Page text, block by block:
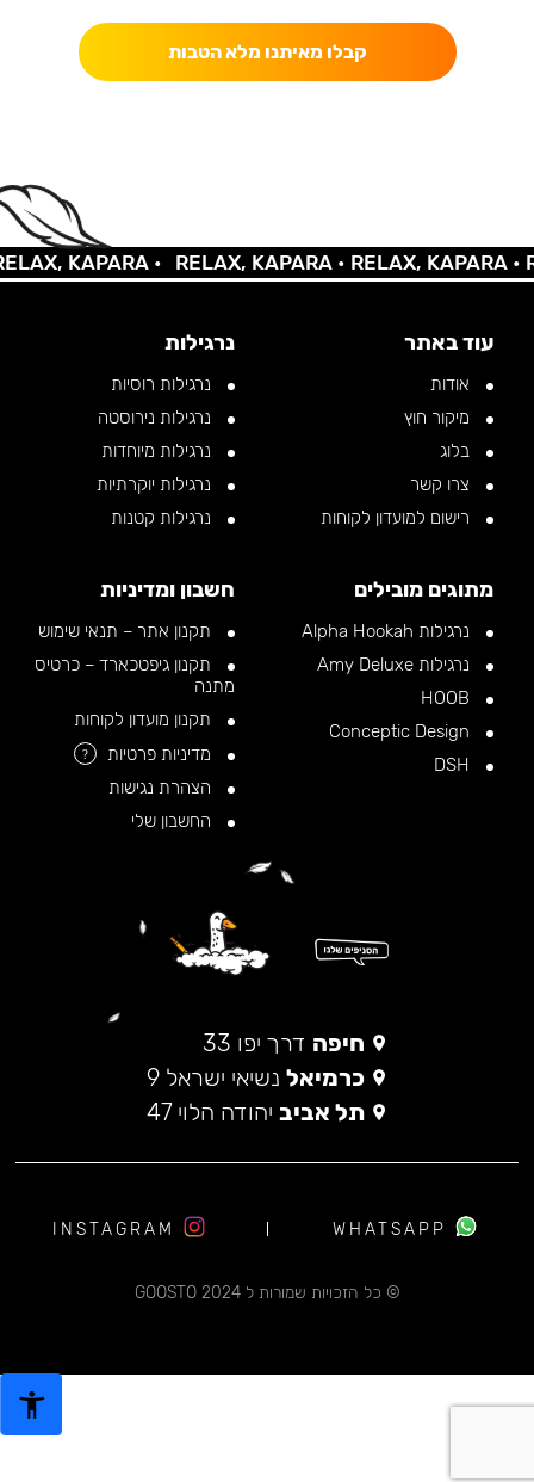
קבלו מאיתנו מלא הטבות
KAPARA • RELAX, KAPARA •RELAX, KAPARA •
עוד באתר
אודות
מיקור חוץ
בלוג
צרו קשר
רישום למועדון לקוחות
נרגילות
נרגילות רוסיות
נרגילות נירוסטה
נרגילות מיוחדות
נרגילות יוקרתיות
נרגילות קטנות
מתוגים מובילים
נרגילות Alpha Hookah
נרגילות Amy Deluxe
חשבון ומדיניות
תקנון אתר – תנאי שימוש
תקנון גיפטכארד – כרטיס
מתנה
תקנון מועדון לקוחות
מדיניות פרטיות
?
הצהרת נגישות
החשבון שלי
חיפה דרך יפו 33
כרמיאל נשיאי ישראל 9
תל אביב יהודה הלוי 47
© כל הזכויות שמורות ל 2024 GOOSTO
WHATSAPP
INSTAGRAM